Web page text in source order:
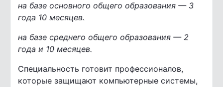
на базе основного общего образования — 3
года 10 месяцев.
на базе среднего общего образования — 2
года и 10 месяцев.
Специальность готовит профессионалов,
которые защищают компьютерные системы,